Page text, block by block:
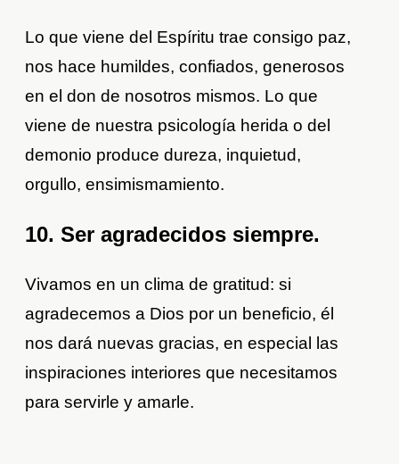
Lo que viene del Espíritu trae consigo paz,
nos hace humildes, confiados, generosos
en el don de nosotros mismos. Lo que
viene de nuestra psicología herida o del
demonio produce dureza, inquietud,
orgullo, ensimismamiento.
10. Ser agradecidos siempre.
Vivamos en un clima de gratitud: si
agradecemos a Dios por un beneficio, él
nos dará nuevas gracias, en especial las
inspiraciones interiores que necesitamos
para servirle y amarle.